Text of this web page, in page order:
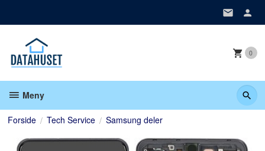
0
Meny
Forside Tech Service Samsung deler